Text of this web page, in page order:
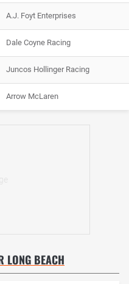
A.J. Foyt Enterprises
Dale Coyne Racing
Juncos Hollinger Racing
Arrow McLaren
LONG BEACH